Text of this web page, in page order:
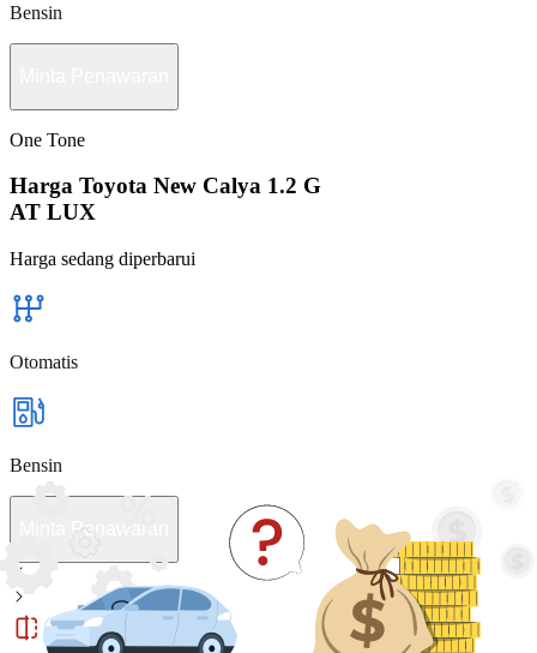
Bensin
One Tone
Harga Toyota New Calya 1.2 G
AT LUX
Harga sedang diperbarui
Otomatis
Bensin
Minta Penawaran